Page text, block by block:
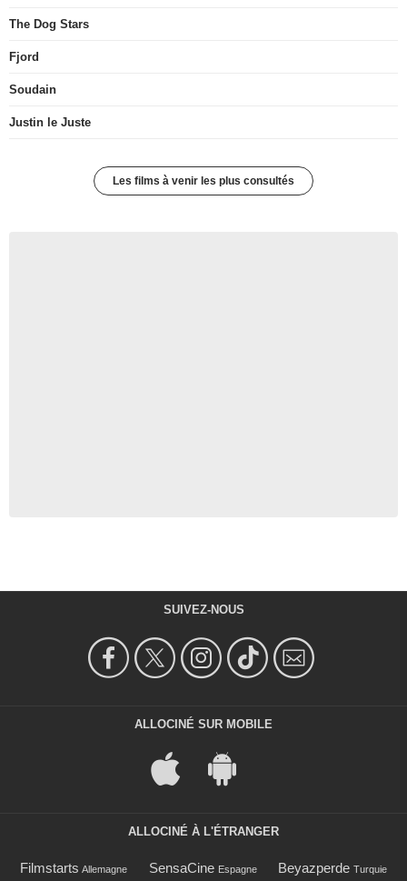
The Dog Stars
Fjord
Soudain
Justin le Juste
Les films à venir les plus consultés
SUIVEZ-NOUS
ALLOCINÉ SUR MOBILE
ALLOCINÉ À L'ÉTRANGER
Filmstarts Allemagne SensaCine Espagne Beyazperde Turquie